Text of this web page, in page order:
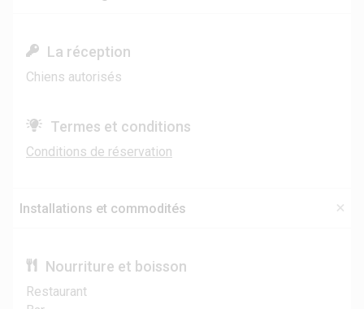
La réception
Chiens autorisés
Termes et conditions
Conditions de réservation
Installations et commodités
Nourriture et boisson
Restaurant